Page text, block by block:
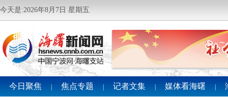
今天是:2026年8月7日 星期五
今日聚焦 焦点专题 记者文集 媒体看海曙